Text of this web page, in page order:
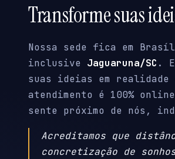
Transforme suas
Nossa sede fica em
inclusive Jaguaruna/SC .
suas ideias em realidade
atendimento é 100%
sente próximo de nós,
Acreditamos que
concretização de